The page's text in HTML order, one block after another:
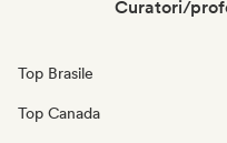
Curatori/
Top Brasile
Top Canada